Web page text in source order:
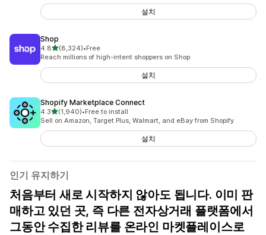
설치
Shop
4.8별 5개 중
(8,324)
총 리뷰 8324개
•Free
Reach millions of high-intent shoppers on Shop
설치
Shopify Marketplace Connect
4.3별 5개 중
(1,940)
총 리뷰 1940개
•Free to install
Sell on Amazon, Target Plus, Walmart, and eBay from Shopify
설치
인기 유지하기
처음부터 새로 시작하지 않아도 됩니다. 이미 판
매하고 있던 곳, 즉 다른 전자상거래 플랫폼에서
그동안 수집한 리뷰를 온라인 마켓플레이스로